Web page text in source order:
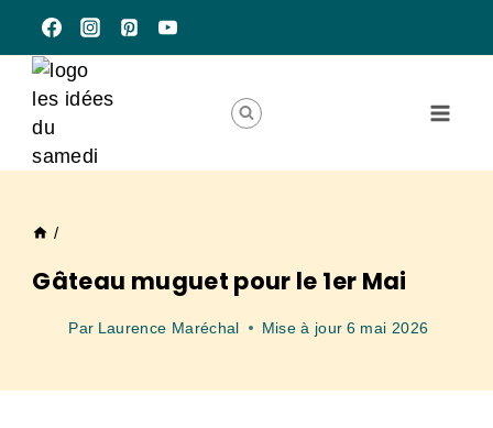
contenu
/
Gâteau muguet pour le 1er Mai
Par Laurence Maréchal Mise à jour 6 mai 2026